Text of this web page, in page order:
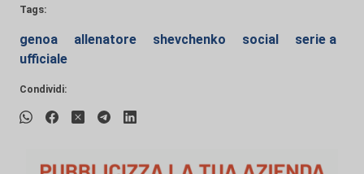
Tags:
genoa allenatore shevchenko social
serie a
ufficiale
Condividi: